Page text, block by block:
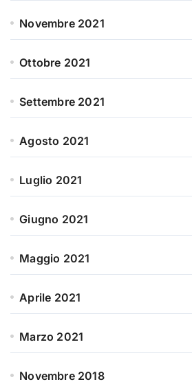
Novembre 2021
Ottobre 2021
Settembre 2021
Agosto 2021
Luglio 2021
Giugno 2021
Maggio 2021
Aprile 2021
Marzo 2021
Novembre 2018